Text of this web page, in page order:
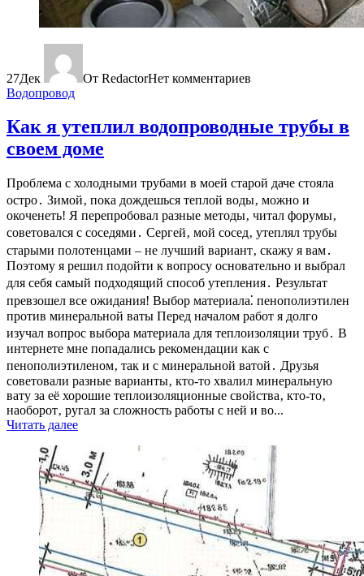
27Дек От RedactorНет комментариев
Водопровод
Как я утеплил водопроводные трубы в
своем доме
Проблема с холодными трубами в моей старой даче стояла
остро․ Зимой‚ пока дождешься теплой воды‚ можно и
окоченеть! Я перепробовал разные методы‚ читал форумы‚
советовался с соседями․ Сергей‚ мой сосед‚ утеплял трубы
старыми полотенцами – не лучший вариант‚ скажу я вам․
Поэтому я решил подойти к вопросу основательно и выбрал
для себя самый подходящий способ утепления․ Результат
превзошел все ожидания! Выбор материала⁚ пенополиэтилен
против минеральной ваты Перед началом работ я долго
изучал вопрос выбора материала для теплоизоляции труб․ В
интернете мне попадались рекомендации как с
пенополиэтиленом‚ так и с минеральной ватой․ Друзья
советовали разные варианты‚ кто-то хвалил минеральную
вату за её хорошие теплоизоляционные свойства‚ кто-то‚
наоборот‚ ругал за сложность работы с ней и во...
Читать далее